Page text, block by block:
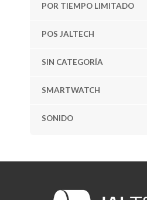
POR TIEMPO LIMITADO
POS JALTECH
SIN CATEGORÍA
SMARTWATCH
SONIDO